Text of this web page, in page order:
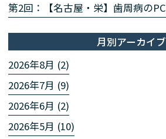
月別アーカイブ
2026年8月 (2)
2026年7月 (9)
2026年6月 (2)
2026年5月 (10)